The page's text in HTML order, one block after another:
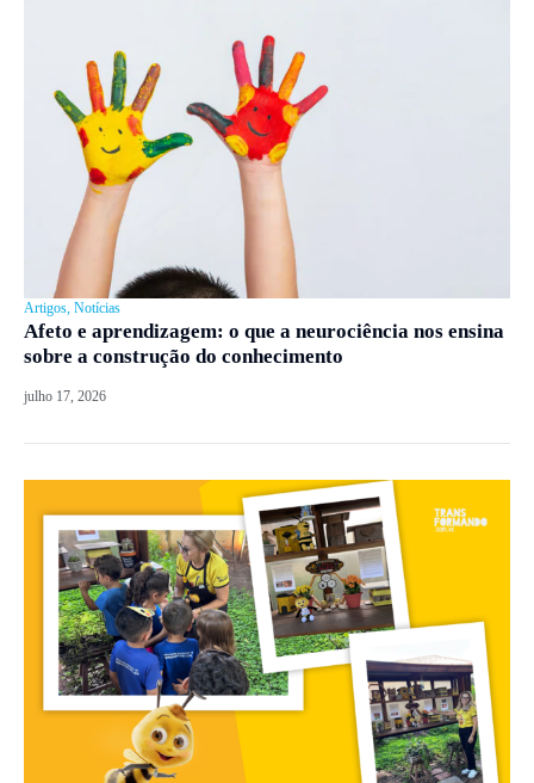
Artigos, Notícias
Afeto e aprendizagem: o que a neurociência nos ensina
sobre a construção do conhecimento
julho 17, 2026